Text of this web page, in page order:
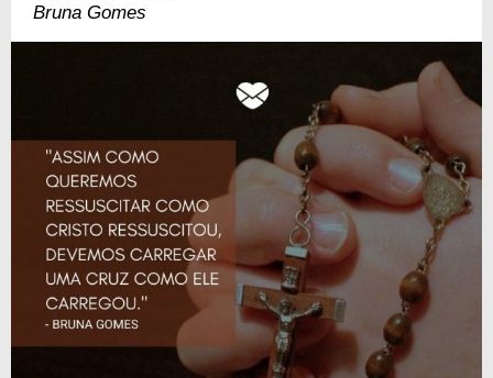
Bruna Gomes